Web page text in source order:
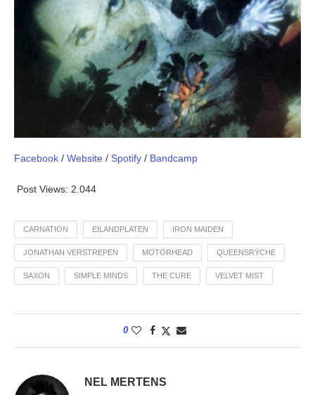
Facebook / Website / Spotify / Bandcamp
Post Views: 2.044
CARNATION EILANDPLATEN IRON MAIDEN
JONATHAN VERSTREPEN MOTÖRHEAD QUEENSRŸCHE
SAXON SIMPLE MINDS THE CURE VELVET MIST
0
NEL MERTENS